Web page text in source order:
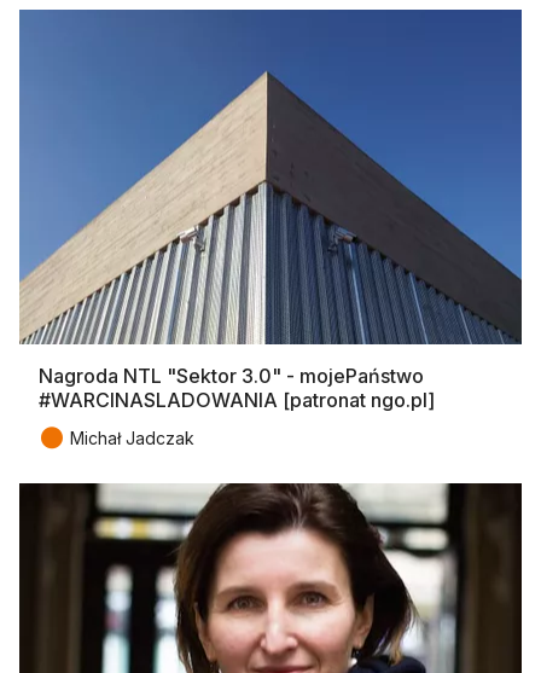
Nagroda NTL "Sektor 3.0" - mojePaństwo
#WARCINASLADOWANIA [patronat ngo.pl]
● Michał Jadczak